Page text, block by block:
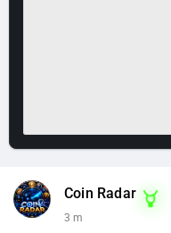
Coin Radar
3 m